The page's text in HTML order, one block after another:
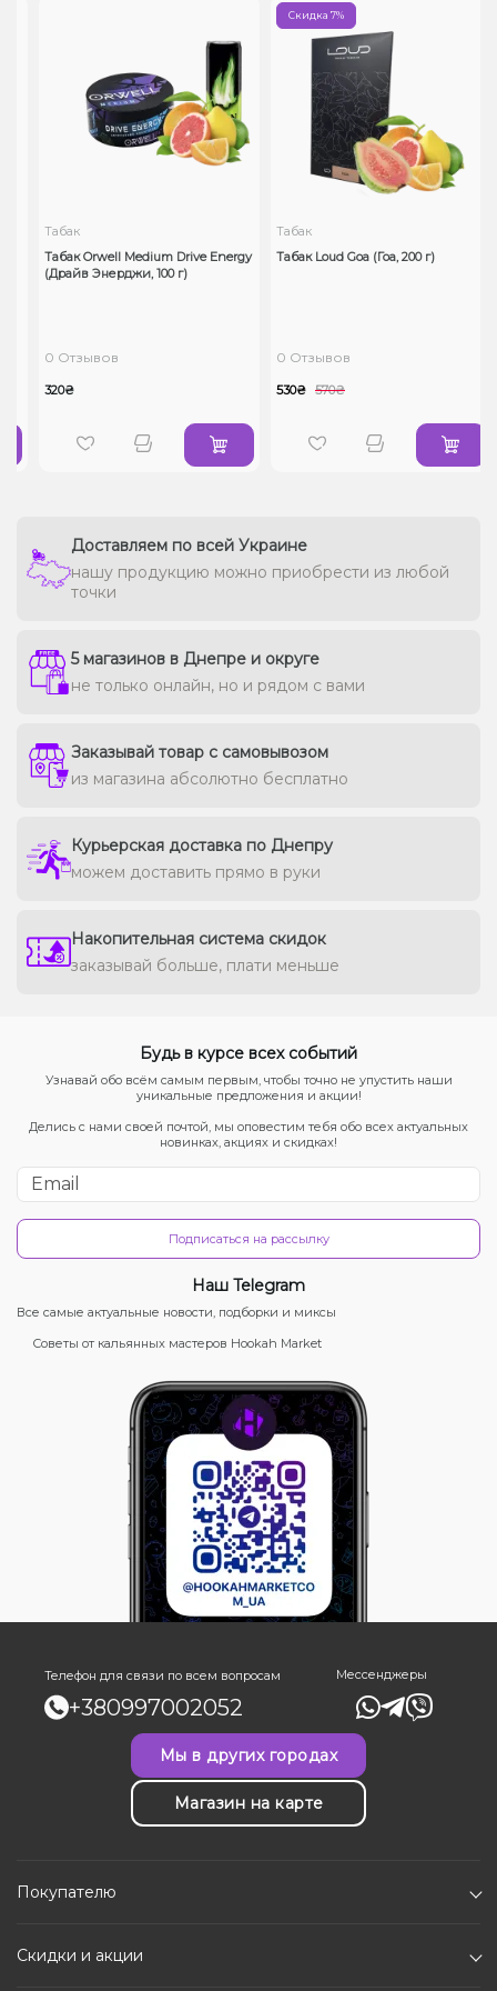
Табак
Табак Orwell Medium Drive Energy
(Драйв Энерджи, 100 г)
0 Отзывов
320₴
Скидка 7%
Табак
Табак Loud Goa (Гоа, 200 г)
0 Отзывов
530₴ 570₴
Доставляем по всей Украине
нашу продукцию можно приобрести из любой
точки
5 магазинов в Днепре и округе
не только онлайн, но и рядом с вами
Заказывай товар с самовывозом
из магазина абсолютно бесплатно
Курьерская доставка по Днепру
можем доставить прямо в руки
Накопительная система скидок
заказывай больше, плати меньше
Будь в курсе всех событий
Узнавай обо всём самым первым, чтобы точно не упустить наши
уникальные предложения и акции!
Делись с нами своей почтой, мы оповестим тебя обо всех актуальных
новинках, акциях и скидках!
Подписаться на рассылку
Наш Telegram
Все самые актуальные новости, подборки и миксы
Советы от кальянных мастеров Hookah Market
Телефон для связи по всем вопросам
+380997002052
Мессенджеры
Мы в других городах
Магазин на карте
Покупателю
Скидки и акции